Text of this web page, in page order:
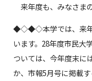
来年度も、みなさま
◆◇◆◇本学では、来年
います。28年度市民大
ついては、今年度末に
か、市報5月号に掲載